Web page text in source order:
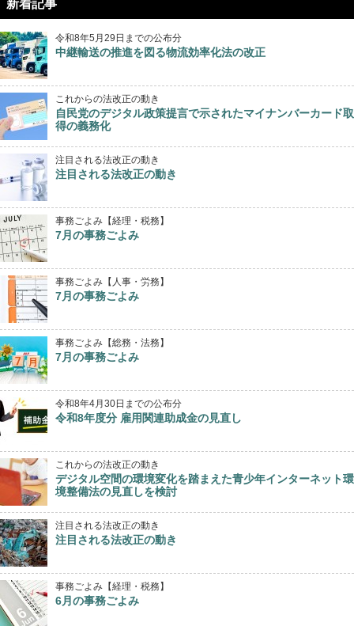
新着記事
令和8年5月29日までの公布分
中継輸送の推進を図る物流効率化法の改正
これからの法改正の動き
自民党のデジタル政策提言で示されたマイナンバーカード取
得の義務化
注目される法改正の動き
注目される法改正の動き
事務ごよみ【経理・税務】
7月の事務ごよみ
事務ごよみ【人事・労務】
7月の事務ごよみ
事務ごよみ【総務・法務】
7月の事務ごよみ
令和8年4月30日までの公布分
令和8年度分 雇用関連助成金の見直し
これからの法改正の動き
デジタル空間の環境変化を踏まえた青少年インターネット環
境整備法の見直しを検討
注目される法改正の動き
注目される法改正の動き
事務ごよみ【経理・税務】
6月の事務ごよみ